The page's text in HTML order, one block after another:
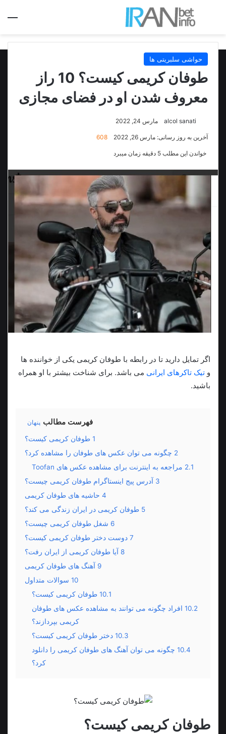
جستجو برای
حواشی سلبریتی ها
طوفان کریمی کیست؟ 10 راز
معروف شدن او در فضای مجازی
alcol sanati مارس 24, 2022
آخرین به روز رسانی: مارس 26, 2022 608
خواندن این مطلب 5 دقیقه زمان میبرد
اگر تمایل دارید تا در رابطه با طوفان کریمی یکی از خواننده ها
و تیک تاکرهای ایرانی می باشد. برای شناخت بیشتر با او همراه
باشید.
فهرست مطالب پنهان
1 طوفان کریمی کیست؟
2 چگونه می توان عکس های طوفان را مشاهده کرد؟
2.1 مراجعه به اینترنت برای مشاهده عکس های Toofan
3 آدرس پیج اینستاگرام طوفان کریمی چیست؟
4 حاشیه های طوفان کریمی
5 طوفان کریمی در ایران زندگی می کند؟
6 شغل طوفان کریمی چیست؟
7 دوست دختر طوفان کریمی کیست؟
8 آیا طوفان کریمی از ایران رفت؟
9 آهنگ های طوفان کریمی
10 سوالات متداول
10.1 طوفان کریمی کیست؟
10.2 افراد چگونه می توانند به مشاهده عکس های طوفان
کریمی بپردازند؟
10.3 دختر طوفان کریمی کیست؟
10.4 چگونه می توان آهنگ های طوفان کریمی را دانلود
کرد؟
طوفان کریمی کیست؟